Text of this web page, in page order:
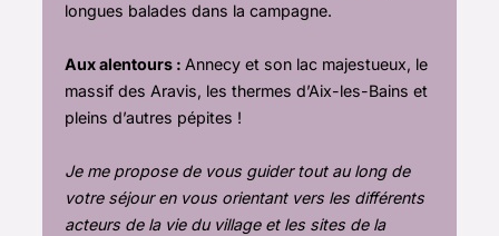
longues balades dans la campagne.
Aux alentours : Annecy et son lac majestueux, le
massif des Aravis, les thermes d’Aix-les-Bains et
pleins d’autres pépites !
Je me propose de vous guider tout au long de
votre séjour en vous orientant vers les différents
acteurs de la vie du village et les sites de la